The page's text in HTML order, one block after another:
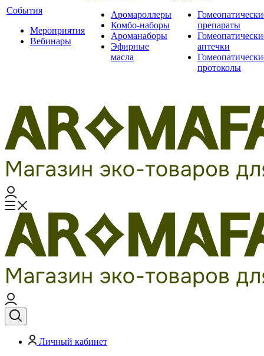
События
Мероприятия
Вебинары
Аромароллеры
Комбо-наборы
Ароманаборы
Эфирные
масла
препараты
аптечки
протоколы
Личный кабинет